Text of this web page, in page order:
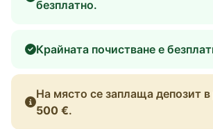
безплатно.
Крайната почистване е
На място се заплаща депозит
500 €.